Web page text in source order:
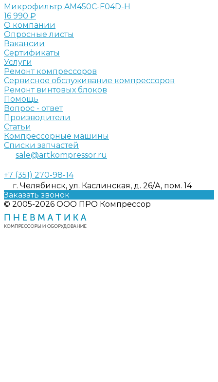
Микрофильтр AM450C-F04D-H
16 990 ₽
О компании
Опросные листы
Вакансии
Сертификаты
Услуги
Ремонт компрессоров
Сервисное обслуживание компрессоров
Ремонт винтовых блоков
Помощь
Вопрос - ответ
Производители
Статьи
Компрессорные машины
Списки запчастей
sale@artkompressor.ru
+7 (351) 270-98-14
г. Челябинск, ул. Каслинская, д. 26/А, пом. 14
Заказать звонок
© 2005-2026 ООО ПРО Компрессор